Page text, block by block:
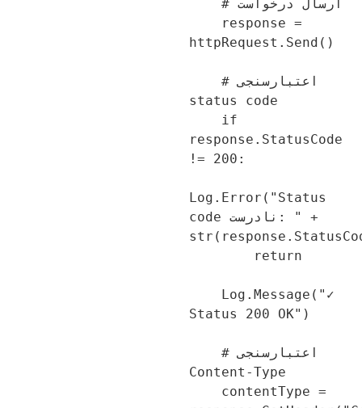
    # ارسال درخواست
    response =
httpRequest.Send()
    # اعتبارسنجی
status code
    if
response.StatusCode
!= 200:
Log.Error("Status
code نادرست: " +
        return
    Log.Message("✓
Status 200 OK")
    # اعتبارسنجی
Content-Type
    contentType =